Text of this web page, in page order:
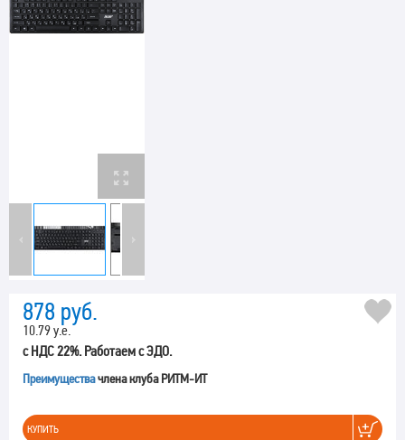
878 руб.
10.79 у.е.
с НДС 22%. Работаем с ЭДО.
Преимуществачлена клуба РИТМ-ИТ
КУПИТЬ